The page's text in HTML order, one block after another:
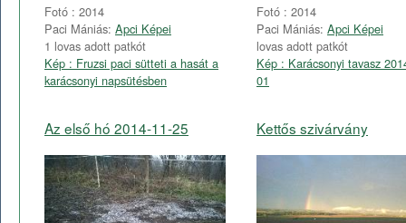
Fotó : 2014
Paci Mániás: Apci Képei
1 lovas adott patkót
Kép : Fruzsi paci sütteti a hasát a
karácsonyi napsütésben
Fotó : 2014
Paci Mániás: Apci Képei
lovas adott patkót
Kép : Karácsonyi tavasz
01
Az első hó 2014-11-25 Kettős szivárvány